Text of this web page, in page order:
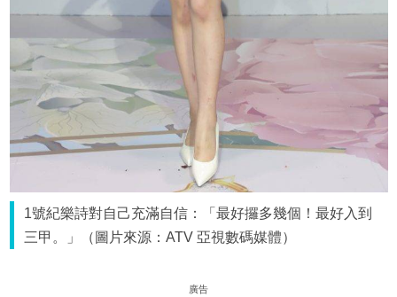
1號紀樂詩對自己充滿自信：「最好攞多幾個！最好入到
三甲。」（圖片來源：ATV 亞視數碼媒體）
廣告